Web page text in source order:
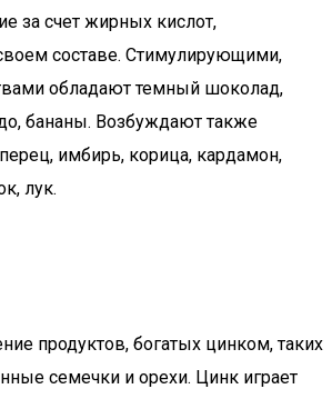
за счет жирных кислот,
составе. Стимулирующими,
обладают темный шоколад,
бананы. Возбуждают также
имбирь, корица, кардамон,
лук.
продуктов, богатых цинком, таких
семечки и орехи. Цинк играет